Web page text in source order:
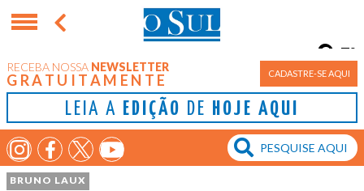
RECEBA NOSSA NEWSLETTER
GRATUITAMENTE CADASTRE-SE AQUI
LEIA A EDIÇÃO DE HOJE AQUI
Porto Alegre
7°
BRUNO LAUX